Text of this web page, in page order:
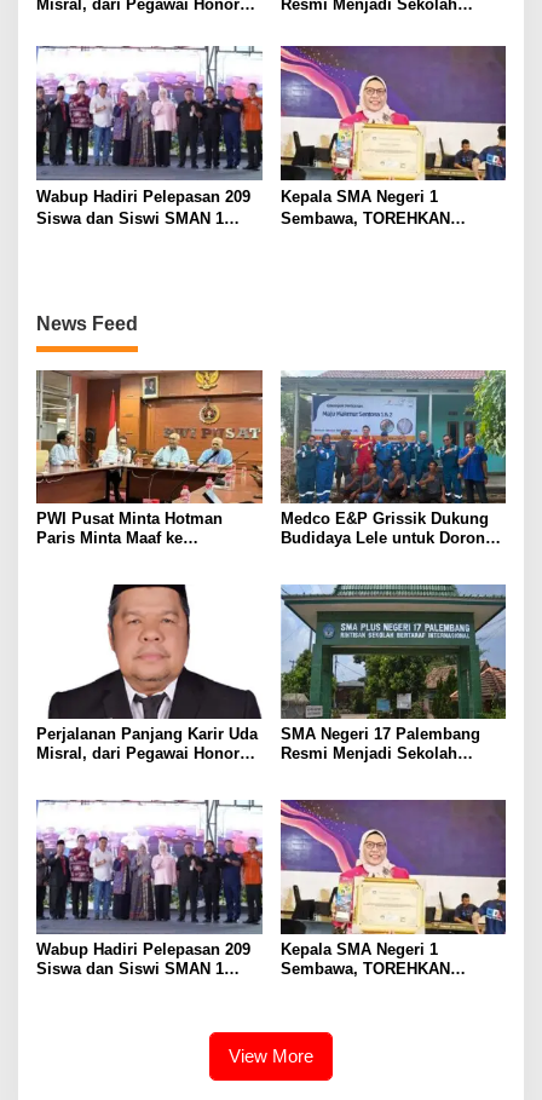
Misral, dari Pegawai Honorer
Karir Jabatan Struktural
Eselon III
Resmi Menjadi Sekolah
Wabup Hadiri Pelepasan 209
Siswa dan Siswi SMAN 1
Kepala SMA Negeri 1
Sembawa, TOREHKAN
News Feed
PWI Pusat Minta Hotman
Paris Minta Maaf ke
Medco E&P Grissik Dukung
Budidaya Lele untuk Dorong
Perjalanan Panjang Karir Uda
Misral, dari Pegawai Honorer
Eselon III
SMA Negeri 17 Palembang
Resmi Menjadi Sekolah
Wabup Hadiri Pelepasan 209
Siswa dan Siswi SMAN 1
Kepala SMA Negeri 1
Sembawa, TOREHKAN
View More